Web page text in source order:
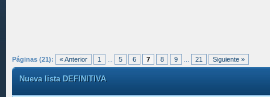
Páginas (21): « Anterior 1 5 6 7 8 9 21 Siguiente »
Nueva lista DEFINITIVA